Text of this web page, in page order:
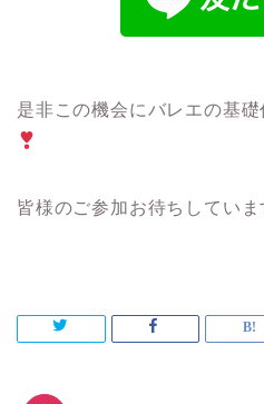
是非この機会にバレエの基
皆様のご参加お待ちしていま